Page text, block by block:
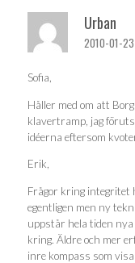
Urban
2010-01-
Sofia,
Håller med om att
klavertramp, jag
idéerna eftersom
Erik,
Frågor kring integritet
egentligen men ny
uppstår hela tiden
kring. Äldre och mer
inre kompass som